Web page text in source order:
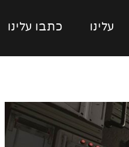
עלינו כתבו עלינו